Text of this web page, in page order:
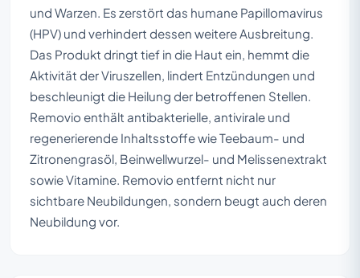
und Warzen. Es zerstört das humane Papillomavirus
(HPV) und verhindert dessen weitere Ausbreitung.
Das Produkt dringt tief in die Haut ein, hemmt die
Aktivität der Viruszellen, lindert Entzündungen und
beschleunigt die Heilung der betroffenen Stellen.
Removio enthält antibakterielle, antivirale und
regenerierende Inhaltsstoffe wie Teebaum- und
Zitronengrasöl, Beinwellwurzel- und Melissenextrakt
sowie Vitamine. Removio entfernt nicht nur
sichtbare Neubildungen, sondern beugt auch deren
Neubildung vor.